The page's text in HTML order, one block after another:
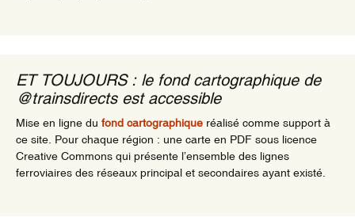
ET TOUJOURS : le fond cartographique de
@trainsdirects est accessible
Mise en ligne du fond cartographique réalisé comme support à
ce site. Pour chaque région : une carte en PDF sous licence
Creative Commons qui présente l’ensemble des lignes
ferroviaires des réseaux principal et secondaires ayant existé.